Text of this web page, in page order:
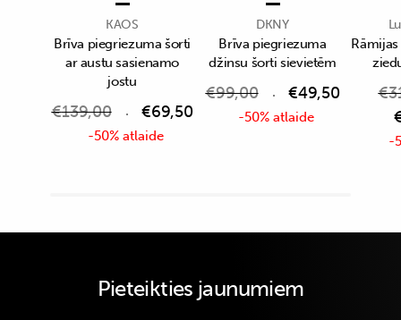
KAOS
Brīva piegriezuma šorti
ar austu sasienamo
jostu
€139,00 €69,50
-50% atlaide
DKNY
Brīva piegriezuma
džinsu šorti sievietēm
€99,00 €49,50
-50% atlaide
€
-
Pieteikties jaunumiem